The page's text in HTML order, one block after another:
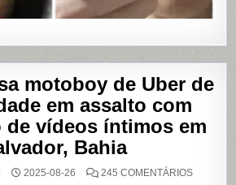
motoboy de Uber de
em assalto com
de vídeos íntimos em
Bahia
2025-08-26 245 COMENTÁRIOSEM